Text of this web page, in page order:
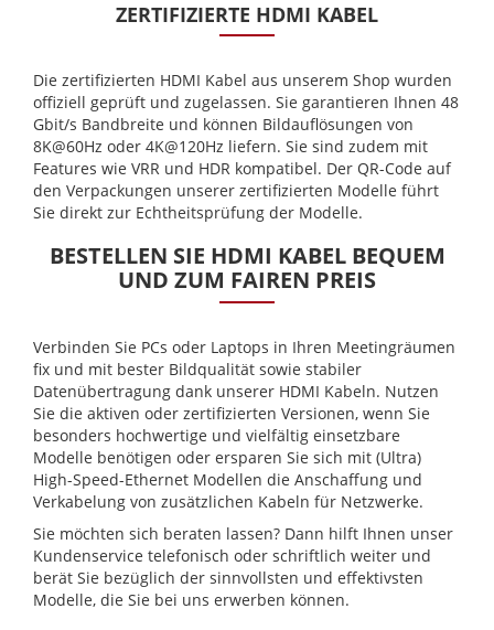
ZERTIFIZIERTE HDMI KABEL
Die zertifizierten HDMI Kabel aus unserem Shop wurden
offiziell geprüft und zugelassen. Sie garantieren Ihnen 48
Gbit/s Bandbreite und können Bildauflösungen von
8K@60Hz oder 4K@120Hz liefern. Sie sind zudem mit
Features wie VRR und HDR kompatibel. Der QR-Code auf
den Verpackungen unserer zertifizierten Modelle führt
Sie direkt zur Echtheitsprüfung der Modelle.
BESTELLEN SIE HDMI KABEL BEQUEM
UND ZUM FAIREN PREIS
Verbinden Sie PCs oder Laptops in Ihren Meetingräumen
fix und mit bester Bildqualität sowie stabiler
Datenübertragung dank unserer HDMI Kabeln. Nutzen
Sie die aktiven oder zertifizierten Versionen, wenn Sie
besonders hochwertige und vielfältig einsetzbare
Modelle benötigen oder ersparen Sie sich mit (Ultra)
High-Speed-Ethernet Modellen die Anschaffung und
Verkabelung von zusätzlichen Kabeln für Netzwerke.
Sie möchten sich beraten lassen? Dann hilft Ihnen unser
Kundenservice telefonisch oder schriftlich weiter und
berät Sie bezüglich der sinnvollsten und effektivsten
Modelle, die Sie bei uns erwerben können.